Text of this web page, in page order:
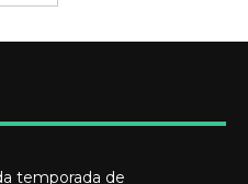
temporada de